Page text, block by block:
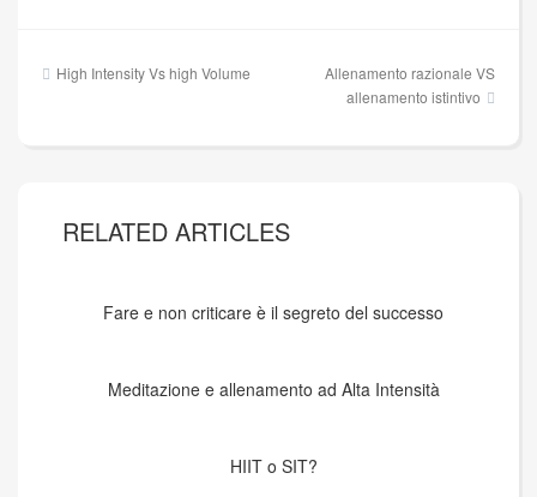
Navigazione
articoli
High Intensity Vs high Volume
Allenamento razionale VS
allenamento istintivo
RELATED ARTICLES
Fare e non criticare è il segreto del successo
Meditazione e allenamento ad Alta Intensità
HIIT o SIT?